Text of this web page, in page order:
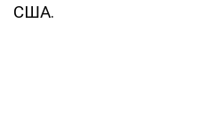
США.